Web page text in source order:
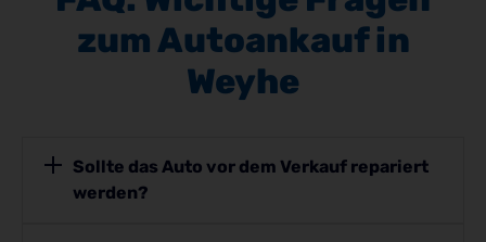
zum Autoankauf in
Weyhe
Sollte das Auto vor dem Verkauf repariert
werden?